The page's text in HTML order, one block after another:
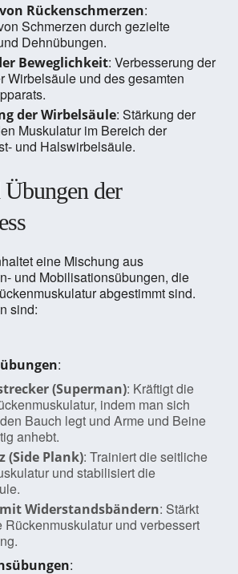
Rückenschmerzen:
Schmerzen durch gezielte
Dehnübungen.
Beweglichkeit: Verbesserung der
Wirbelsäule und des gesamten
der Wirbelsäule: Stärkung der
Muskulatur im Bereich der
und Halswirbelsäule.
der
eine Mischung aus
und Mobilisationsübungen, die
abgestimmt sind.
sind:
:
(Superman): Kräftigt die
indem man sich
Bauch legt und Arme und Beine
anhebt.
(Side Plank): Trainiert die seitliche
und stabilisiert die
Widerstandsbändern: Stärkt
Rückenmuskulatur und verbessert
: